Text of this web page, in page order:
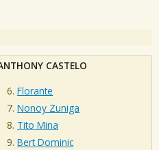
CASTELO
Florante
Nonoy Zuniga
Tito Mina
Bert Dominic